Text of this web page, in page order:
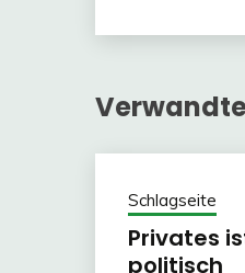
Schlagseite
Privates
politisch